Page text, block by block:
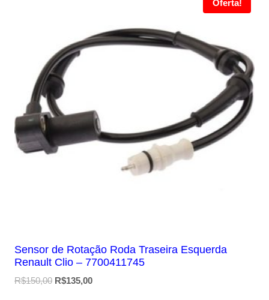
Oferta!
Sensor de Rotação Roda Traseira Esquerda
Renault Clio – 7700411745
R$150,00 O
R$135,00O